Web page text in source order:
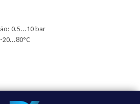
0.5...10 bar